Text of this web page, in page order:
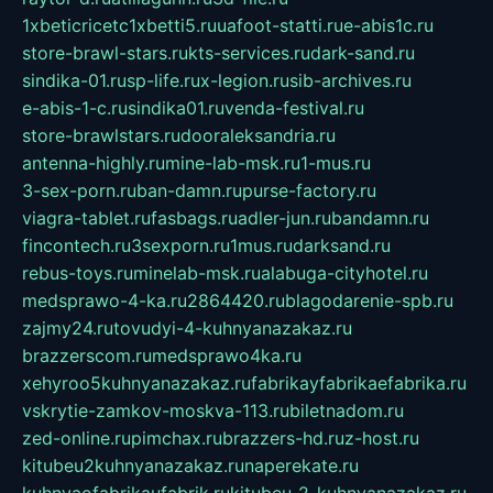
1xbeticricetc1xbetti5.ruuafoot-statti.rue-abis1c.ru
store-brawl-stars.rukts-services.rudark-sand.ru
sindika-01.rusp-life.rux-legion.rusib-archives.ru
e-abis-1-c.rusindika01.ruvenda-festival.ru
store-brawlstars.rudooraleksandria.ru
antenna-highly.rumine-lab-msk.ru1-mus.ru
3-sex-porn.ruban-damn.rupurse-factory.ru
viagra-tablet.rufasbags.ruadler-jun.rubandamn.ru
fincontech.ru3sexporn.ru1mus.rudarksand.ru
rebus-toys.ruminelab-msk.rualabuga-cityhotel.ru
medsprawo-4-ka.ru2864420.rublagodarenie-spb.ru
zajmy24.rutovudyi-4-kuhnyanazakaz.ru
brazzerscom.rumedsprawo4ka.ru
xehyroo5kuhnyanazakaz.rufabrikayfabrikaefabrika.ru
vskrytie-zamkov-moskva-113.rubiletnadom.ru
zed-online.rupimchax.rubrazzers-hd.ruz-host.ru
kitubeu2kuhnyanazakaz.runaperekate.ru